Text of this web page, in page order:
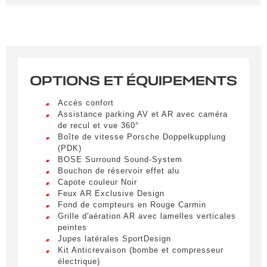
M.
Nom *
Prénom
E-mail *
FRANCE
Lorem ipsum dolor sit amet, consectetur
adipiscing elit. Ut a elit sed nisl pulvinar
egestas a vel nibh. Sed aliquam varius
feugiat. Suspendisse finibus nec nibh eget
ultricies. Mauris et malesuada augue.
Lorem ipsum dolor sit amet, consectetur
adipiscing elit. Ut a elit sed nisl pulvinar
egestas a vel nibh. Sed aliquam varius
feugiat. Suspendisse finibus nec nibh eget
ultricies. Mauris et malesuada augue.
Lorem ipsum dolor sit amet, consectetur
OPTIONS ET ÉQUIPEMENTS
Accès confort
Assistance parking AV et AR avec caméra
de recul et vue 360°
Boîte de vitesse Porsche Doppelkupplung
(PDK)
BOSE Surround Sound-System
Bouchon de réservoir effet alu
Capote couleur Noir
Feux AR Exclusive Design
Fond de compteurs en Rouge Carmin
Grille d'aération AR avec lamelles verticales
peintes
Jupes latérales SportDesign
Kit Anticrevaison (bombe et compresseur
électrique)